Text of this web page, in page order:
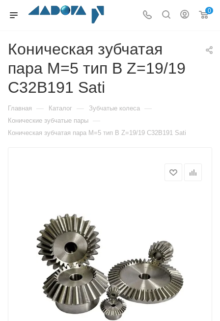
0
Коническая зубчатая
пара M=5 тип B Z=19/19
C32B191 Sati
Главная — Каталог — Зубчатые колеса —
Конические зубчатые пары —
Коническая зубчатая пара M=5 тип B Z=19/19 C32B191 Sati